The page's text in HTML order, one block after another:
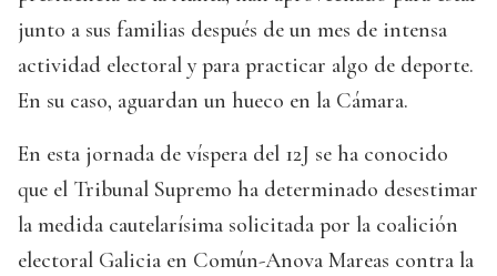
junto a sus familias después de un mes de intensa
actividad electoral y para practicar algo de deporte.
En su caso, aguardan un hueco en la Cámara.
En esta jornada de víspera del 12J se ha conocido
que el Tribunal Supremo ha determinado desestimar
la medida cautelarísima solicitada por la coalición
electoral Galicia en Común-Anova Mareas contra la